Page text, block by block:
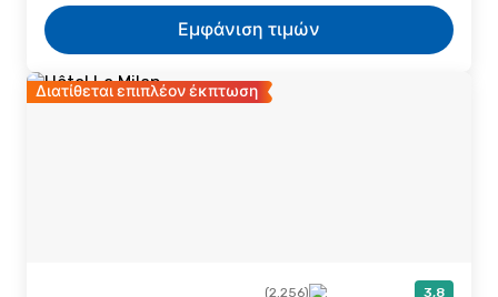
Εμφάνιση τιμών
Διατίθεται επιπλέον έκπτωση
(2.256) 3,8